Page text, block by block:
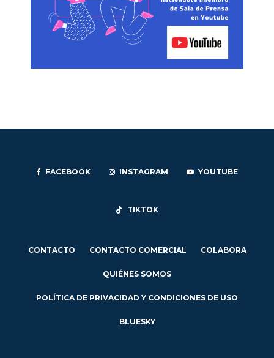
FACEBOOK INSTAGRAM YOUTUBE
TIKTOK
CONTACTO CONTACTO COMERCIAL COLABORA
QUIÉNES SOMOS
POLÍTICA DE PRIVACIDAD Y CONDICIONES DE USO
BLUESKY